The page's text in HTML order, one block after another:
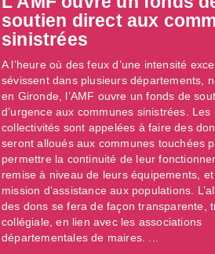
soutien direct aux
sinistrées
A l’heure où des feux d’une intensité
sévissent dans plusieurs départements,
en Gironde, l’AMF ouvre un fonds de
d’urgence aux communes sinistrées. Les
collectivités sont appelées à faire des
seront alloués aux communes touchées
permettre la continuité de leur
remise à niveau de leurs équipements,
mission d’assistance aux populations.
des dons se fera de façon transparente,
collégiale, en lien avec les associations
départementales de maires. ...